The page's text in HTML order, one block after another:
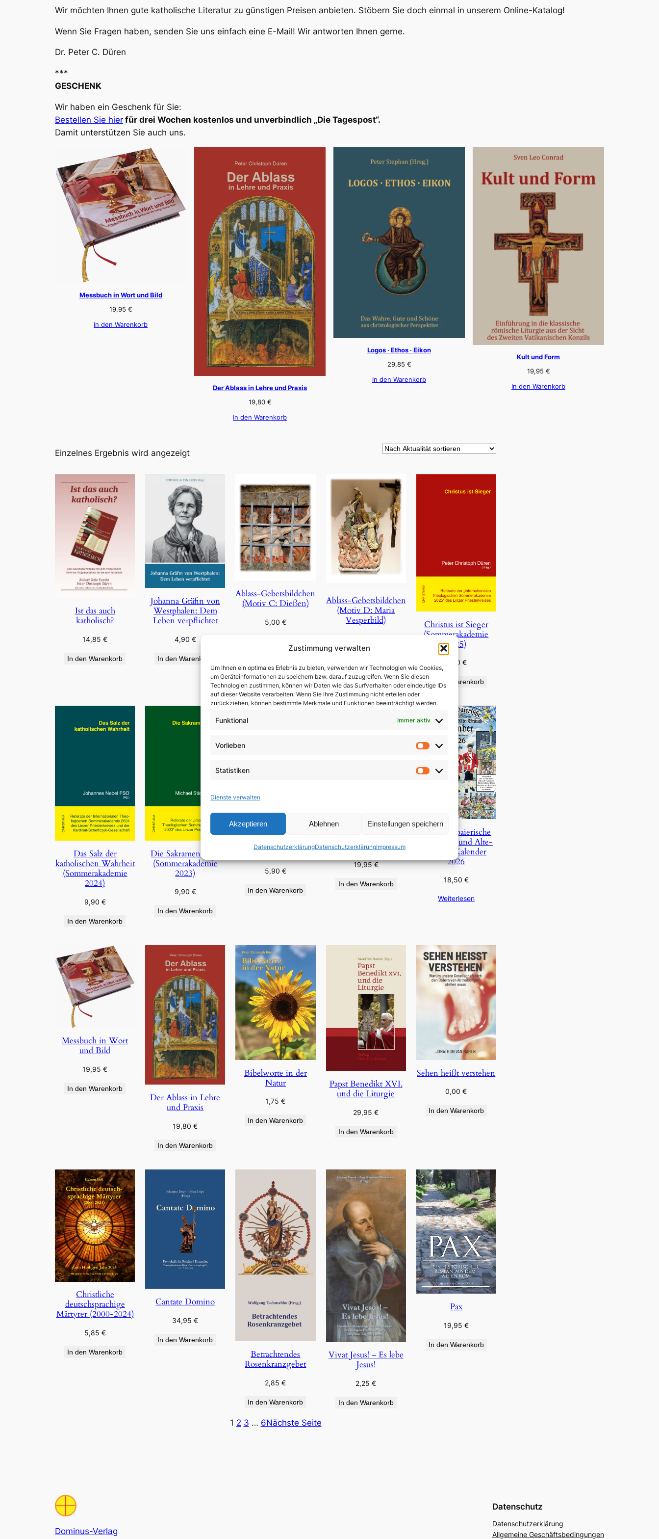
Zustimmung verwalten
Um Ihnen ein optimales Erlebnis zu bieten, verwenden wir Technologien wie Cookies,
um Geräteinformationen zu speichern bzw. darauf zuzugreifen. Wenn Sie diesen
Technologien zustimmen, können wir Daten wie das Surfverhalten oder eindeutige IDs
auf dieser Website verarbeiten. Wenn Sie Ihre Zustimmung nicht erteilen oder
zurückziehen, können bestimmte Merkmale und Funktionen beeinträchtigt werden.
Funktional Immer aktiv
Vorlieben
Vorlieben
Statistiken
Statistiken
Dienste verwalten
Akzeptieren Ablehnen Einstellungen speichern
DatenschutzerklärungDatenschutzerklärungImpressum
Wir möchten Ihnen gute katholische Literatur zu günstigen Preisen anbieten. Stöbern Sie doch einmal in unserem Online-Katalog!
Wenn Sie Fragen haben, senden Sie uns einfach eine E-Mail! Wir antworten Ihnen gerne.
Dr. Peter C. Düren
***
GESCHENK
Wir haben ein Geschenk für Sie:
Bestellen Sie hier für drei Wochen kostenlos und unverbindlich „Die Tagespost“.
Damit unterstützen Sie auch uns.
Messbuch in Wort und Bild
19,95 €
In den Warenkorb
Der Ablass in Lehre und Praxis
19,80 €
In den Warenkorb
Logos · Ethos · Eikon
29,85 €
In den Warenkorb
Kult und Form
19,95 €
In den Warenkorb
Einzelnes Ergebnis wird angezeigt
Ist das auch
katholisch?
14,85€
In den Warenkorb
Johanna Gräfin von
Westphalen: Dem
Leben verpflichtet
4,90 €
In den Warenkorb
Ablass-Gebetsbildchen
(Motiv C: Dießen)
5,00 €
Ablass-Gebetsbildchen
(Motiv D: Maria
Vesperbild)
Christus ist Sieger
(Sommerakademie
2025)
9,90€
In den Warenkorb
Das Salz der
katholischen Wahrheit
(Sommerakademie
2024)
9,90 €
In den Warenkorb
Die Sakramentalien
(Sommerakademie
2023)
9,90 €
In den Warenkorb
Das Evangelium
anders verkünden
5,90 €
In den Warenkorb
Himmel und Erde
19,95€
In den Warenkorb
Der Oberbaierische
Fest-Täg- und Alte-
Bräuch-Kalender
2026
18,50 €
Weiterlesen
Messbuch in Wort
und Bild
19,95€
In den Warenkorb
Der Ablass in Lehre
und Praxis
19,80€
In den Warenkorb
Bibelworte in der
Natur
1,75 €
In den Warenkorb
Papst Benedikt XVI.
und die Liturgie
29,95€
In den Warenkorb
Sehen heißt verstehen
0,00€
In den Warenkorb
Christliche
deutschsprachige
Märtyrer (2000-2024)
5,85 €
In den Warenkorb
Cantate Domino
34,95€
In den Warenkorb
Betrachtendes
Rosenkranzgebet
2,85€
In den Warenkorb
Vivat Jesus! – Es lebe
Jesus!
2,25€
In den Warenkorb
Pax
19,95 €
In den Warenkorb
1 2 3 … 6Nächste Seite
Dominus-Verlag
Datenschutz
Datenschutzerklärung
Allgemeine Geschäftsbedingungen